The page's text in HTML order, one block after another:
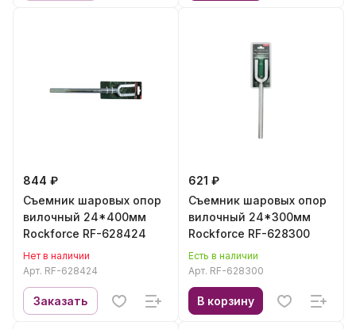
844 ₽
Съемник шаровых опор
вилочный 24*400мм
Rockforce RF-628424
Нет в наличии
Арт. RF-628424
Заказать
621 ₽
Съемник шаровых опор
вилочный 24*300мм
Rockforce RF-628300
Есть в наличии
Арт. RF-628300
В корзину